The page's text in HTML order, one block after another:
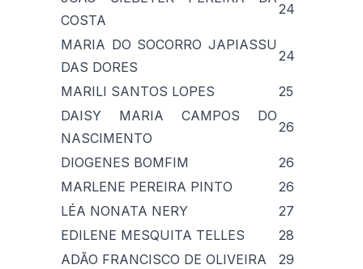
COSTA
24
MARIA DO SOCORRO JAPIASSU
DAS DORES
24
MARILI SANTOS LOPES
25
DAISY MARIA CAMPOS DO
NASCIMENTO
26
DIOGENES BOMFIM
26
MARLENE PEREIRA PINTO
26
LÉA NONATA NERY
27
EDILENE MESQUITA TELLES
28
ADÃO FRANCISCO DE OLIVEIRA
29